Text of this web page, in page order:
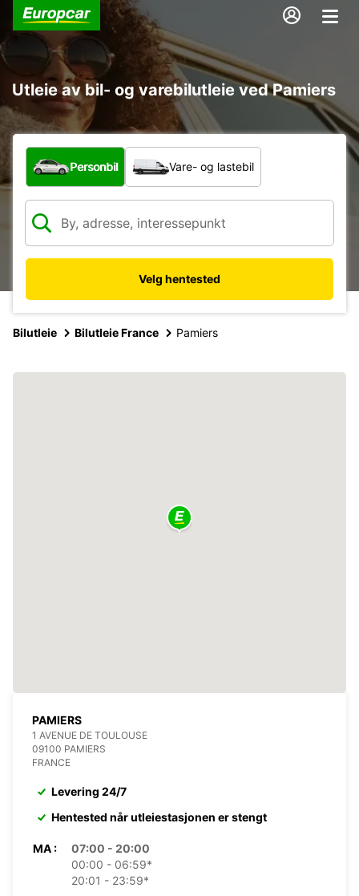
Utleie av bil- og varebilutleie ved Pamiers
Hvilken type bil?
Personbil Vare- og lastebil
Velg hentested
Bilutleie Bilutleie France Pamiers
PAMIERS
1 AVENUE DE TOULOUSE
09100 PAMIERS
FRANCE
Levering 24/7
Hentested når utleiestasjonen er stengt
MA :
07:00 - 20:00
00:00 - 06:59*
20:01 - 23:59*